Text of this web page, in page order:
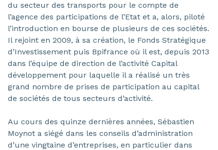
du secteur des transports pour le compte de
l’agence des participations de l’Etat et a, alors, piloté
l’introduction en bourse de plusieurs de ces sociétés.
Il rejoint en 2009, à sa création, le Fonds Stratégique
d’Investissement puis Bpifrance où il est, depuis 2013
dans l’équipe de direction de l’activité Capital
développement pour laquelle il a réalisé un très
grand nombre de prises de participation au capital
de sociétés de tous secteurs d’activité.
Au cours des quinze dernières années, Sébastien
Moynot a siégé dans les conseils d’administration
d’une vingtaine d’entreprises, en particulier dans